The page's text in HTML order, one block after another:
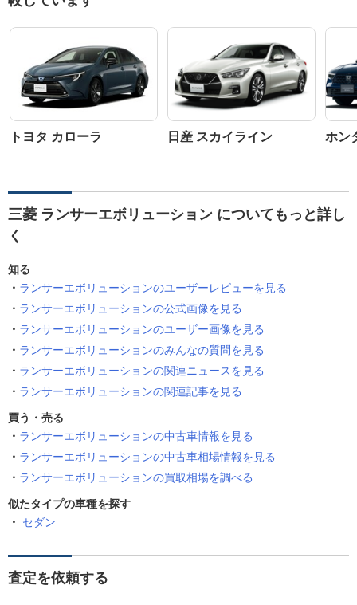
トヨタ カローラ 日産 スカイライン ホン
三菱 ランサーエボリューション についてもっと詳し
く
知る
ランサーエボリューションのユーザーレビューを見る
ランサーエボリューションの公式画像を見る
ランサーエボリューションのユーザー画像を見る
ランサーエボリューションのみんなの質問を見る
ランサーエボリューションの関連ニュースを見る
ランサーエボリューションの関連記事を見る
買う・売る
ランサーエボリューションの中古車情報を見る
ランサーエボリューションの中古車相場情報を見る
ランサーエボリューションの買取相場を調べる
似たタイプの車種を探す
セダン
査定を依頼する